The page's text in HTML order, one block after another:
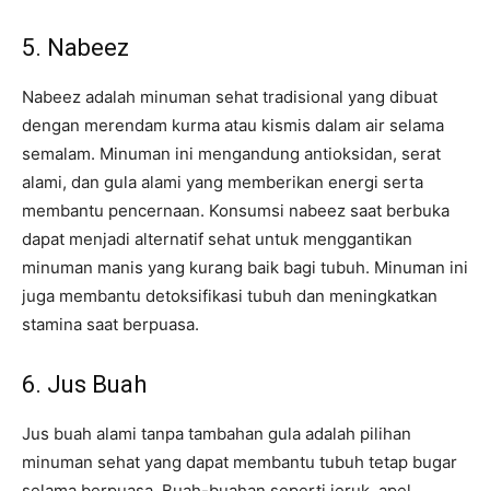
5. Nabeez
Nabeez adalah minuman sehat tradisional yang dibuat
dengan merendam kurma atau kismis dalam air selama
semalam. Minuman ini mengandung antioksidan, serat
alami, dan gula alami yang memberikan energi serta
membantu pencernaan. Konsumsi nabeez saat berbuka
dapat menjadi alternatif sehat untuk menggantikan
minuman manis yang kurang baik bagi tubuh. Minuman ini
juga membantu detoksifikasi tubuh dan meningkatkan
stamina saat berpuasa.
6. Jus Buah
Jus buah alami tanpa tambahan gula adalah pilihan
minuman sehat yang dapat membantu tubuh tetap bugar